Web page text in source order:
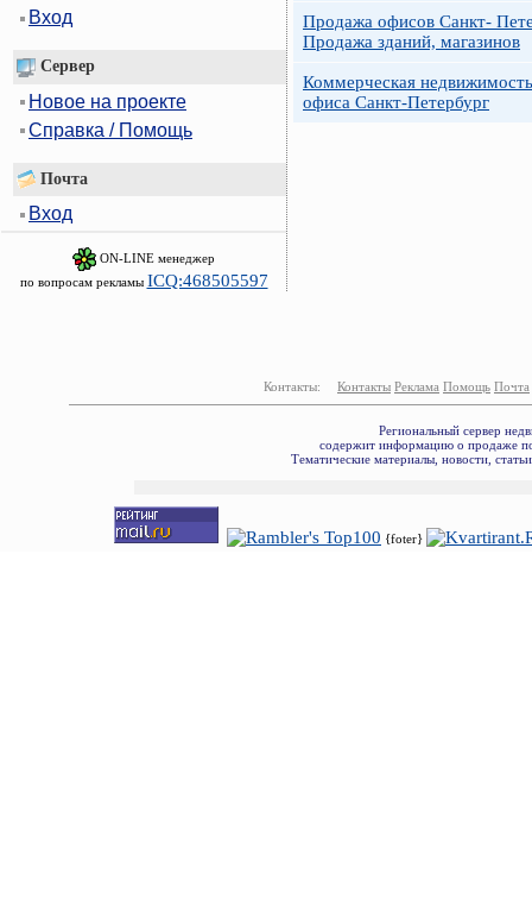
Вход
Сервер
Новое на проекте
Справка / Помощь
Почта
Вход
ON-LINE менеджер
по вопросам рекламы ICQ:468505597
Продажа офисов Санкт-
Продажа зданий, магазинов
Коммерческая
офиса Санкт-Петербург
Контакты: Контакты Реклама Помощь Почта
Региональный сервер
содержит информацию о продаже
Тематические материалы, новости,
{foter}